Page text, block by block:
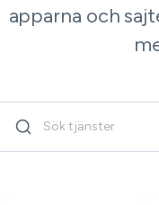
apparna och